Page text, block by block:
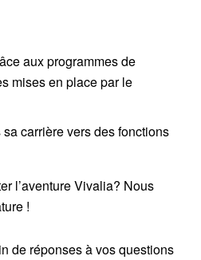
aux programmes de
mises en place par le
carrière vers des fonctions
l’aventure Vivalia? Nous
!
de réponses à vos questions